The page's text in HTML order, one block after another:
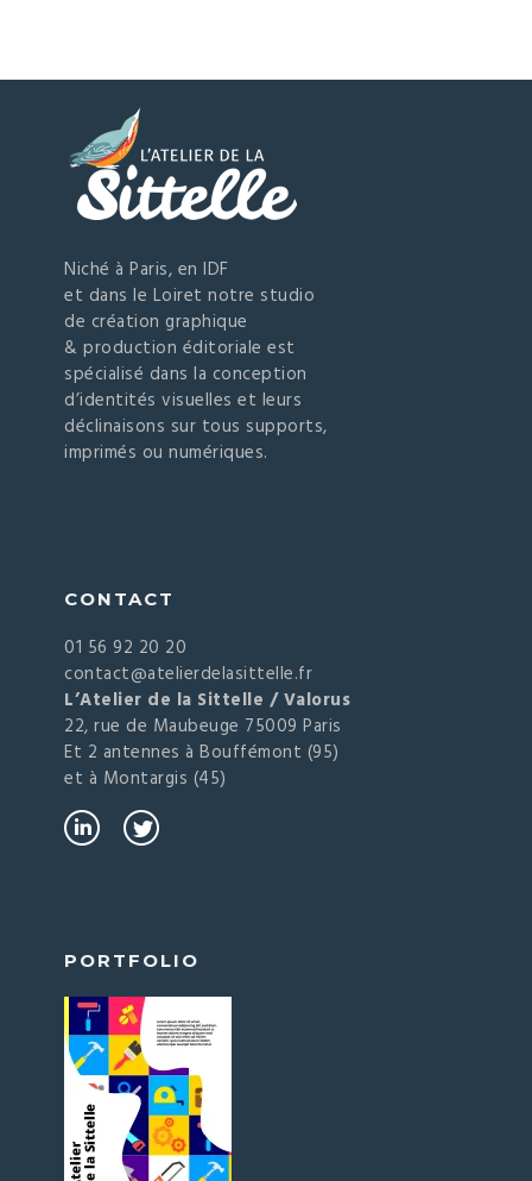
Niché à Paris, en IDF
et dans le Loiret notre studio
de création graphique
& production éditoriale est
spécialisé dans la conception
d’identités visuelles et leurs
déclinaisons sur tous supports,
imprimés ou numériques.
CONTACT
01 56 92 20 20
contact@atelierdelasittelle.fr
L’Atelier de la Sittelle / Valorus
22, rue de Maubeuge 75009 Paris
Et 2 antennes à Bouffémont (95)
et à Montargis (45)
PORTFOLIO